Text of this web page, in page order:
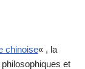
chinoise« , la
et